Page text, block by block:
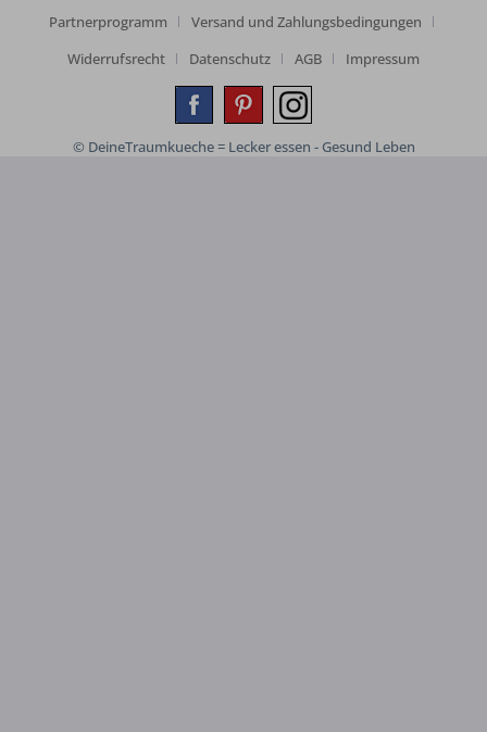
Partnerprogramm
Versand und Zahlungsbedingungen
Widerrufsrecht
Datenschutz AGB Impressum
© DeineTraumkueche = Lecker essen - Gesund Leben